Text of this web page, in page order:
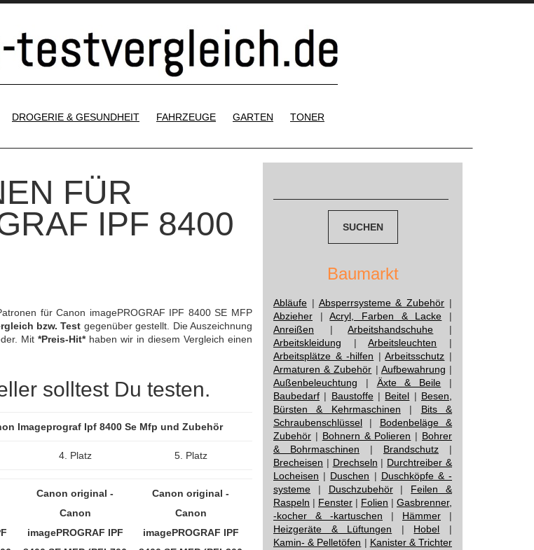
DROGERIE & GESUNDHEIT FAHRZEUGE GARTEN TONER
FÜR
IPF 8400
für Canon imagePROGRAF IPF 8400 SE MFP
bzw. Test gegenüber gestellt. Die Auszeichnung
Mit *Preis-Hit*haben wir in diesem Vergleich einen
solltest Du testen.
Imageprograf Ipf 8400 Se Mfp und Zubehör
4. Platz 5. Platz
Canon original -
Canon
imagePROGRAF IPF
Canon original -
Canon
imagePROGRAF IPF
Baumarkt
Abläufe | Absperrsysteme & Zubehör |
Abzieher |Acryl, Farben & Lacke |
Anreißen |Arbeitshandschuhe |
Arbeitskleidung |Arbeitsleuchten |
Arbeitsplätze & -hilfen |Arbeitsschutz |
Armaturen & Zubehör | Aufbewahrung |
Außenbeleuchtung | Äxte & Beile |
Baubedarf | Baustoffe| Beitel | Besen,
Bürsten & Kehrmaschinen | Bits &
Schraubenschlüssel | Bodenbeläge &
Zubehör | Bohnern & Polieren | Bohrer
& Bohrmaschinen | Brandschutz |
Brecheisen | Drechseln | Durchtreiber &
Locheisen | Duschen | Duschköpfe & -
systeme | Duschzubehör| Feilen &
Raspeln | Fenster | Folien | Gasbrenner,
-kocher & -kartuschen | Hämmer |
Heizgeräte & Lüftungen | Hobel |
Kamin- & Pelletöfen | Kanister & Trichter